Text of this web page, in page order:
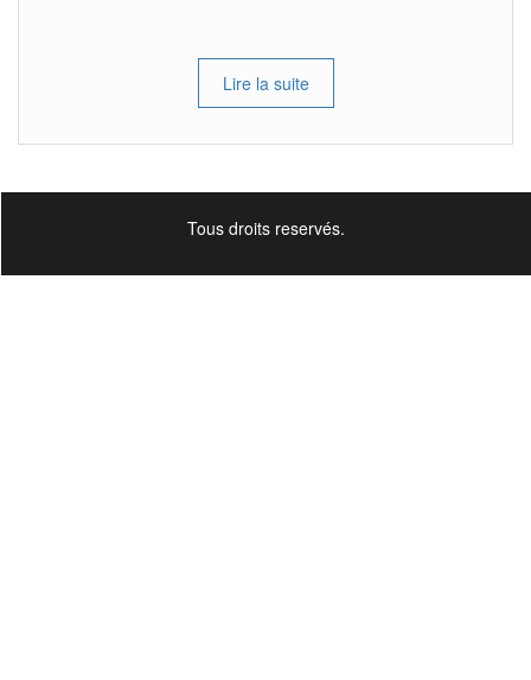
Lire la suite
Tous droits reservés.